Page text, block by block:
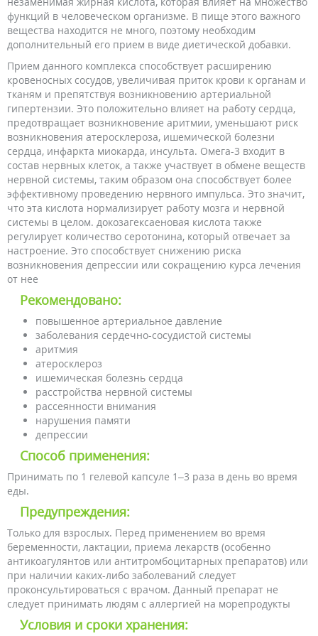
функций в человеческом организме. В пище этого важного
вещества находится не много, поэтому необходим
дополнительный его прием в виде диетической добавки.
Прием данного комплекса способствует расширению
кровеносных сосудов, увеличивая приток крови к органам и
тканям и препятствуя возникновению артериальной
гипертензии. Это положительно влияет на работу сердца,
предотвращает возникновение аритмии, уменьшают риск
возникновения атеросклероза, ишемической болезни
сердца, инфаркта миокарда, инсульта. Омега-3 входит в
состав нервных клеток, а также участвует в обмене веществ
нервной системы, таким образом она способствует более
эффективному проведению нервного импульса. Это значит,
что эта кислота нормализирует работу мозга и нервной
системы в целом. докозагексаеновая кислота также
регулирует количество серотонина, который отвечает за
настроение. Это способствует снижению риска
возникновения депрессии или сокращению курса лечения
от нее
Рекомендовано:
повышенное артериальное давление
заболевания сердечно-сосудистой системы
аритмия
атеросклероз
ишемическая болезнь сердца
расстройства нервной системы
рассеянности внимания
нарушения памяти
депрессии
Способ применения:
Принимать по 1 гелевой капсуле 1–3 раза в день во время
еды.
Предупреждения:
Только для взрослых. Перед применением во время
беременности, лактации, приема лекарств (особенно
антикоагулянтов или антитромбоцитарных препаратов) или
при наличии каких-либо заболеваний следует
проконсультироваться с врачом. Данный препарат не
следует принимать людям с аллергией на морепродукты
Условия и сроки хранения: